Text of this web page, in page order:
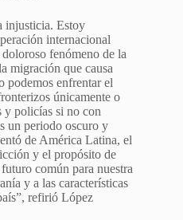
injusticia. Estoy
internacional
fenómeno de la
migración que causa
podemos enfrentar el
únicamente o
y policías si no con
un periodo oscuro y
de América Latina, el
y el propósito de
común para nuestra
y a las características
refirió López